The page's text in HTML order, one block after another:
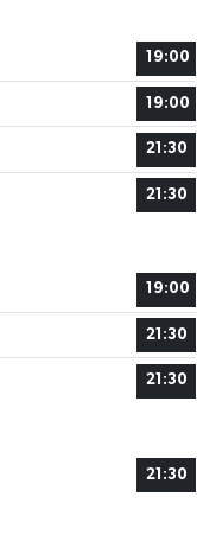
19:00
19:00
21:30
21:30
19:00
21:30
21:30
21:30